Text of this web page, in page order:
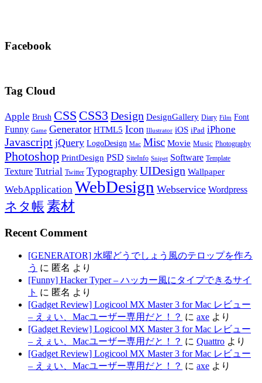
Facebook
Tag Cloud
Apple Brush CSS CSS3 Design DesignGallery Diary Film Font
Funny Game Generator HTML5 Icon Illustrator iOS iPad iPhone
Javascript jQuery LogoDesign Mac Misc Movie Music Photography
Photoshop PrintDesign PSD SiteInfo Snipet Software Template
Texture Tutrial Twitter Typography UIDesign Wallpaper
WebApplication WebDesign Webservice Wordpress
ネタ帳 素材
Recent Comment
[GENERATOR] 水曜どうでしょう風のテロップを作ろ
う に 匿名 より
[Funny] Hacker Typer – ハッカー風にタイプできるサイ
ト に 匿名 より
[Gadget Review] Logicool MX Master 3 for Mac レビュー
– えぇい、Macユーザー専用だと！？ に axe より
[Gadget Review] Logicool MX Master 3 for Mac レビュー
– えぇい、Macユーザー専用だと！？ に Quattro より
[Gadget Review] Logicool MX Master 3 for Mac レビュー
– えぇい、Macユーザー専用だと！？ に axe より